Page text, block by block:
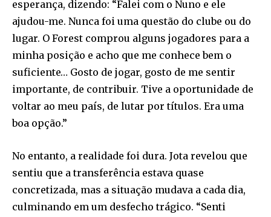
esperança, dizendo: “Falei com o Nuno e ele
ajudou-me. Nunca foi uma questão do clube ou do
lugar. O Forest comprou alguns jogadores para a
minha posição e acho que me conhece bem o
suficiente… Gosto de jogar, gosto de me sentir
importante, de contribuir. Tive a oportunidade de
voltar ao meu país, de lutar por títulos. Era uma
boa opção.”
No entanto, a realidade foi dura. Jota revelou que
sentiu que a transferência estava quase
concretizada, mas a situação mudava a cada dia,
culminando em um desfecho trágico. “Senti